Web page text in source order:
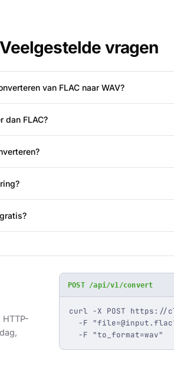
Veelgestelde vragen
van FLAC naar WAV?
dan FLAC?
POST /api/v1/convert
curl -X POST https://
  -F "
file=@input.flac
  -F "to_format=wav"